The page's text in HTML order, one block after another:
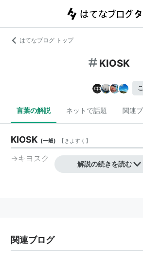
はてなブログ トップ
KIOSK
言葉の解説 ネットで話題 関連
KIOSK (一般) 【きよすく 】
→キヨスク
解説の続きを読む
関連ブログ